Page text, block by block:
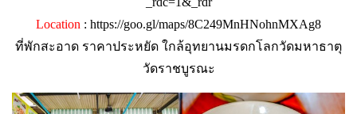
Location : https://goo.gl/maps/8C249MnHNohnMXAg8
ที่พักสะอาด ราคาประหยัด ใกล้อุทยานมรดกโลกวัดมหาธาตุ
วัดราชบูรณะ